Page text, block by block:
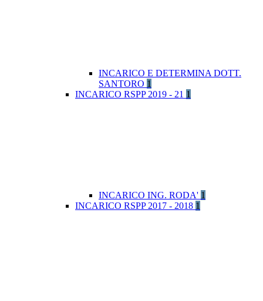
INCARICO E DETERMINA DOTT.
SANTORO 1
INCARICO RSPP 2019 - 21 1
INCARICO ING. RODA' 1
INCARICO RSPP 2017 - 2018 1